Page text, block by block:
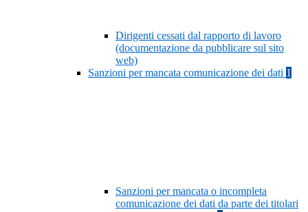
Dirigenti cessati dal rapporto di lavoro
(documentazione da pubblicare sul sito
web)
Sanzioni per mancata comunicazione dei dati 1
Sanzioni per mancata o incompleta
comunicazione dei dati da parte dei titolari